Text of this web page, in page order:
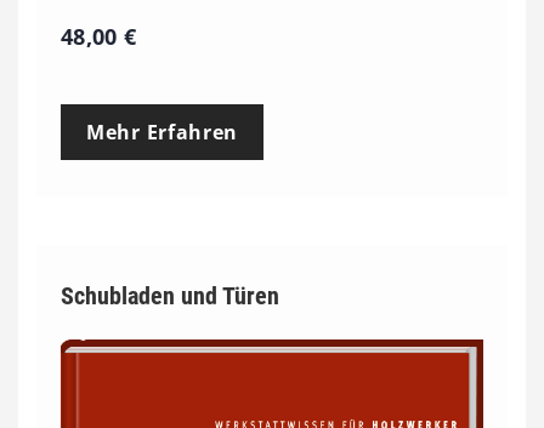
48,00€
Mehr Erfahren
Schubladen und Türen